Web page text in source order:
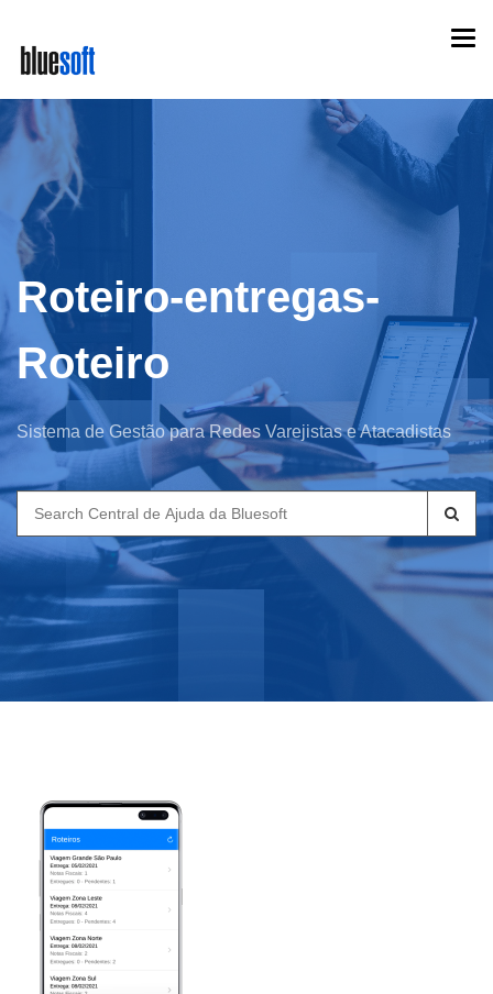
main
content
Roteiro-entregas-
Roteiro
Sistema de Gestão para Redes Varejistas e Atacadistas
Search
for: